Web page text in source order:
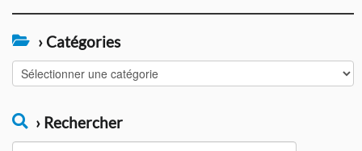
› Catégories
Catégories
› Rechercher